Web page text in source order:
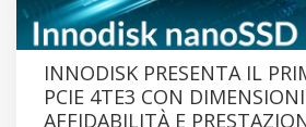
INNODISK PRESENTA IL
PCIE 4TE3 CON
AFFIDABILITÀ E